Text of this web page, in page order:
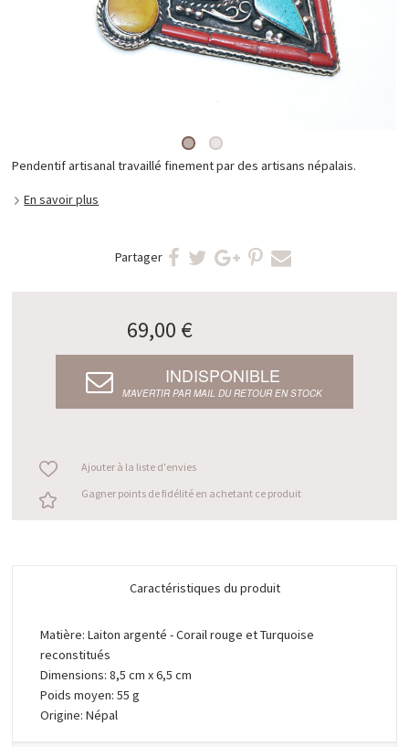
Pendentif artisanal travaillé finement par des artisans népalais.
En savoir plus
Partager
69,00 €
INDISPONIBLE
M’AVERTIR PAR MAIL DU RETOUR EN STOCK
Ajouter à la liste d'envies
Gagner points de fidélité en achetant ce produit
Caractéristiques du produit
Matière: Laiton argenté - Corail rouge et Turquoise
reconstitués
Dimensions: 8,5 cm x 6,5 cm
Poids moyen: 55 g
Origine: Népal